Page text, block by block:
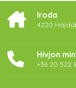
Iroda
4220
Hívjon
+36 20 522